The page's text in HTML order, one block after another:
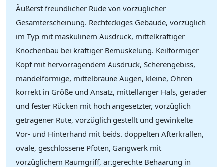
Äußerst freundlicher Rüde von vorzüglicher
Gesamterscheinung. Rechteckiges Gebäude, vorzüglich
im Typ mit maskulinem Ausdruck, mittelkräftiger
Knochenbau bei kräftiger Bemuskelung. Keilförmiger
Kopf mit hervorragendem Ausdruck, Scherengebiss,
mandelförmige, mittelbraune Augen, kleine, Ohren
korrekt in Größe und Ansatz, mittellanger Hals, gerader
und fester Rücken mit hoch angesetzter, vorzüglich
getragener Rute, vorzüglich gestellt und gewinkelte
Vor- und Hinterhand mit beids. doppelten Afterkrallen,
ovale, geschlossene Pfoten, Gangwerk mit
vorzüglichem Raumgriff, artgerechte Behaarung in